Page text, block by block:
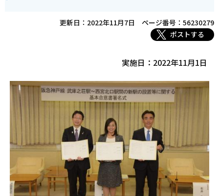
更新日：2022年11月7日
ページ番号：56230279
ポストする
実施日：2022年11月1日